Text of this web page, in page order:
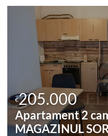
€205.000
Apartament 2
MAGAZINUL